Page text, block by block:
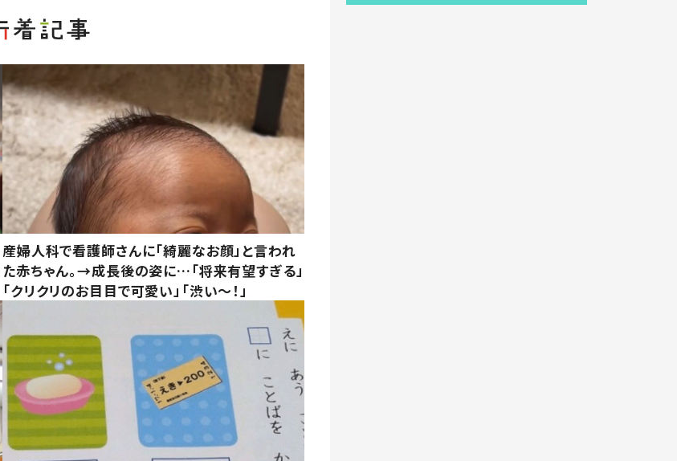
産婦人科で看護師さんに「綺麗なお顔」と言われ
た赤ちゃん。→成長後の姿に…「将来有望すぎる」
「クリクリのお目目で可愛い」「渋い～！」